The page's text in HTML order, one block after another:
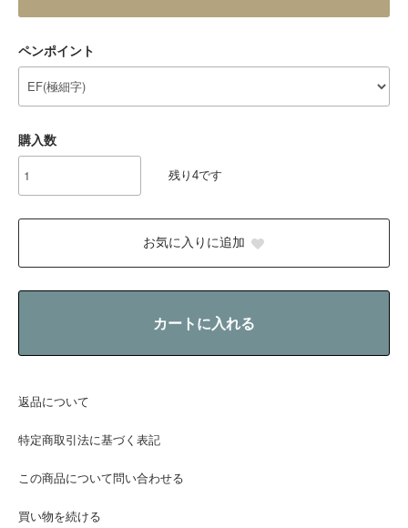
ペンポイント
購入数
残り4です
お気に入りに追加
カートに入れる
返品について
特定商取引法に基づく表記
この商品について問い合わせる
買い物を続ける